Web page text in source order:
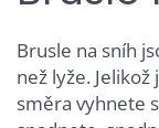
Brusle na sníh
než lyže.
směra vyhnete